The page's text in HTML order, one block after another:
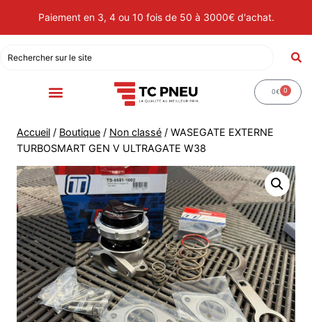
Paiement en 3, 4 ou 10 fois de 50 à 3000€ d'achat.
0€ 0
Accueil / Boutique / Non classé / WASEGATE EXTERNE
TURBOSMART GEN V ULTRAGATE W38